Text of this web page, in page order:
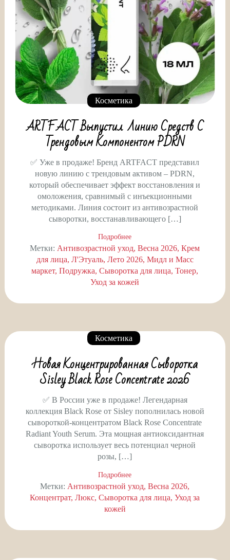
Косметика
ARTFACT Выпустил Линию Средств С
Трендовым Компонентом PDRN
✅ Уже в продаже! Бренд ARTFACT представил
новую линию с трендовым активом – PDRN,
который обеспечивает эффект восстановления и
омоложения, сравнимый с инъекционными
методиками. Линия состоит из антивозрастной
сыворотки, восстанавливающего […]
Подробнее
Метки:Антивозрастной уход Весна 2026 Крем
для лица Л'Этуаль Лето 2026 Мидл и Масс
маркет Подружка Сыворотка для лица Тонер
Уход за кожей
Косметика
Новая Концентрированная Сыворотка
Sisley Black Rose Concentrate 2026
✅ В России уже в продаже! Легендарная
коллекция Black Rose от Sisley пополнилась новой
сывороткой-концентратом Black Rose Concentrate
Radiant Youth Serum. Эта мощная антиоксидантная
сыворотка использует весь потенциал черной
розы, […]
Подробнее
Метки: Антивозрастной уход Весна 2026
Концентрат Люкс Сыворотка для лица Уход за
кожей